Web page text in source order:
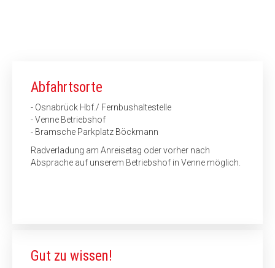
Abfahrtsorte
- Osnabrück Hbf./ Fernbushaltestelle
- Venne Betriebshof
- Bramsche Parkplatz Böckmann
Radverladung am Anreisetag oder vorher nach
Absprache auf unserem Betriebshof in Venne möglich.
Gut zu wissen!